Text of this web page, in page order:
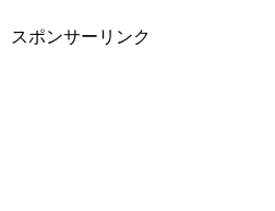
スポンサーリンク